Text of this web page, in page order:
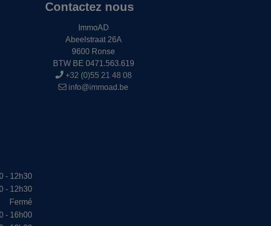
Contactez nous
ImmoAD
Abeelstraat 26A
9600 Ronse
BTW BE 0471.563.619
+32 (0)55 21 48 08
info@immoad.be
- 12h30
- 12h30
Fermé
- 16h00